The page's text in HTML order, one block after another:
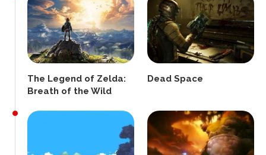
The Legend of Zelda:
Breath of the Wild
Dead Space